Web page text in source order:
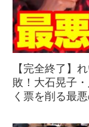
【完全終了】
敗！大石晃子
く票を削る最